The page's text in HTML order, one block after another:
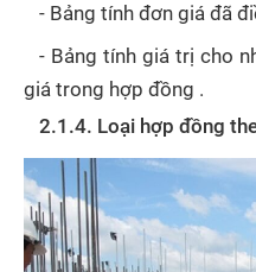
- Bảng tính đơn giá đã
- Bảng tính giá trị cho
giá trong hợp đồng .
2.1.4. Loại hợp đồng